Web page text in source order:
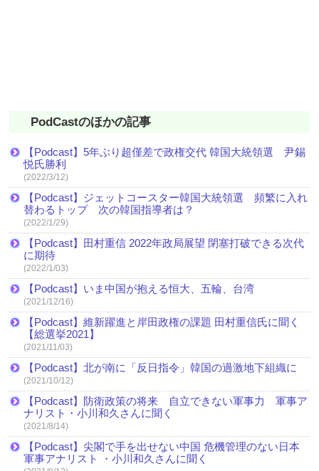
PodCastのほかの記事
【Podcast】5年ぶり超僅差で政権交代 韓国大統領選 尹錫
悦氏勝利
(2022/3/12)
【Podcast】ジェットコースター韓国大統領選 頻繁に入れ
替わるトップ 次の韓国指導者は？
(2022/1/29)
【Podcast】田村重信 2022年政局展望 閉塞打破できる次代
に期待
(2022/1/03)
【Podcast】いま中国が抱える恒大、五輪、台湾
(2021/12/16)
【Podcast】維新躍進と岸田政権の課題 田村重信氏に聞く
【総選挙2021】
(2021/11/03)
【Podcast】北が南に「反日指令」韓国の過激地下組織に
(2021/10/12)
【Podcast】防衛政策の将来 自立できない軍事力 軍事ア
ナリスト・小川和久さんに聞く
(2021/8/14)
【Podcast】尖閣で手を出せない中国 危機管理のない日本
軍事アナリスト ・小川和久さんに聞く